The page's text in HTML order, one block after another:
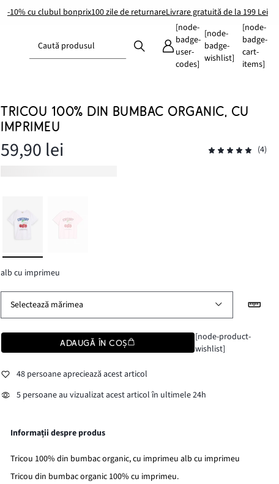
-10% cu clubul bonprix100 zile de returnareLivrare gratuită de la 199 Lei
Caută produsul
[node-
badge-
user-
codes]
[node-
badge-
wishlist]
[node-
badge-
cart-
items]
TRICOU 100% DIN BUMBAC ORGANIC, CU
IMPRIMEU
59,90 lei (4)
alb cu imprimeu
Selectează mărimea
ADAUGĂ ÎN COȘ
[node-product-
wishlist]
48 persoane apreciează acest articol
5 persoane au vizualizat acest articol în ultimele 24h
Informații despre produs
Tricou 100% din bumbac organic, cu imprimeu alb cu imprimeu
Tricou din bumbac organic 100% cu imprimeu.